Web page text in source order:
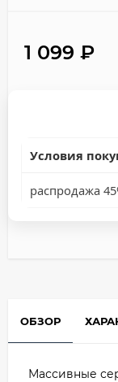
1 099 ₽
Условия
распродажа
ОБЗОР
Массивные